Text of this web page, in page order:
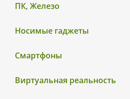
ПК, Железо
Носимые гаджеты
Смартфоны
Виртуальная реальность